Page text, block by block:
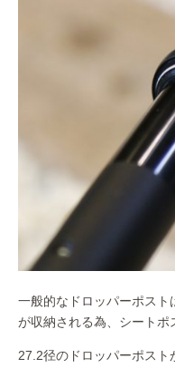
一般的なドロッパーポス
が収納される為、シートポ
27.2径のドロッパーポスト